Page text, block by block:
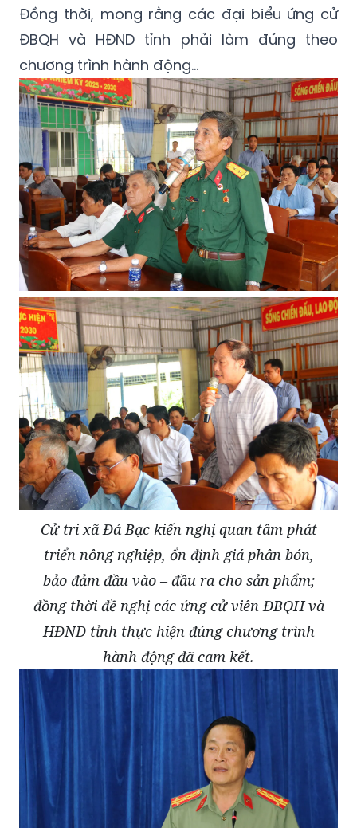
Đồng thời, mong rằng các đại biểu ứng cử
ĐBQH và HĐND tỉnh phải làm đúng theo
chương trình hành động...
Cử tri xã Đá Bạc kiến nghị quan tâm phát
triển nông nghiệp, ổn định giá phân bón,
bảo đảm đầu vào – đầu ra cho sản phẩm;
đồng thời đề nghị các ứng cử viên ĐBQH và
HĐND tỉnh thực hiện đúng chương trình
hành động đã cam kết.